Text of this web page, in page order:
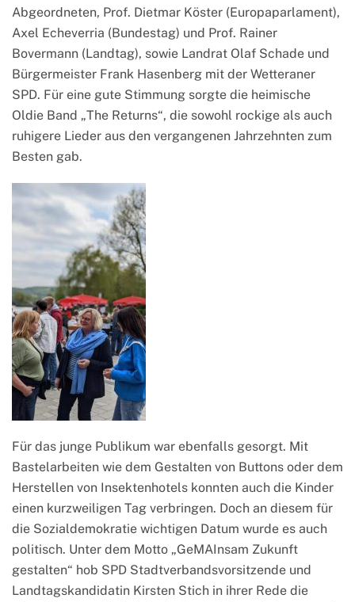
Abgeordneten, Prof. Dietmar Köster (Europaparlament),
Axel Echeverria (Bundestag) und Prof. Rainer
Bovermann (Landtag), sowie Landrat Olaf Schade und
Bürgermeister Frank Hasenberg mit der Wetteraner
SPD. Für eine gute Stimmung sorgte die heimische
Oldie Band „The Returns“, die sowohl rockige als auch
ruhigere Lieder aus den vergangenen Jahrzehnten zum
Besten gab.
Für das junge Publikum war ebenfalls gesorgt. Mit
Bastelarbeiten wie dem Gestalten von Buttons oder dem
Herstellen von Insektenhotels konnten auch die Kinder
einen kurzweiligen Tag verbringen. Doch an diesem für
die Sozialdemokratie wichtigen Datum wurde es auch
politisch. Unter dem Motto „GeMAInsam Zukunft
gestalten“ hob SPD Stadtverbandsvorsitzende und
Landtagskandidatin Kirsten Stich in ihrer Rede die